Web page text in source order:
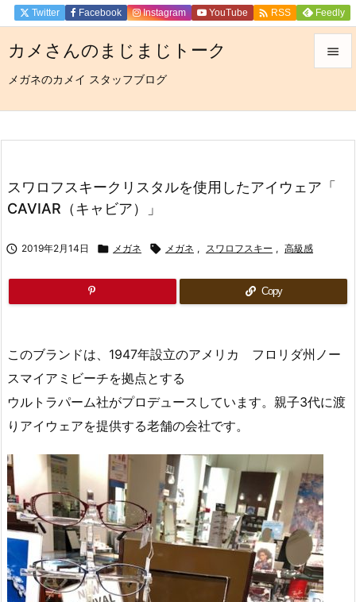
カメさんのまじまじトーク
メガネのカメイ スタッフブログ

サイド
前へ
Twitter Facebook Instagram YouTube  RSS Feedly
スワロフスキークリスタルを使用したアイウェア「
CAVIAR（キャビア）」
 2019年2月14日  メガネ  メガネ , スワロフスキー , 高級感
Copy
このブランドは、1947年設立のアメリカ フロリダ州ノー
スマイアミビーチを拠点とする
ウルトラパーム社がプロデュースしています。親子3代に渡
りアイウェアを提供する老舗の会社です。